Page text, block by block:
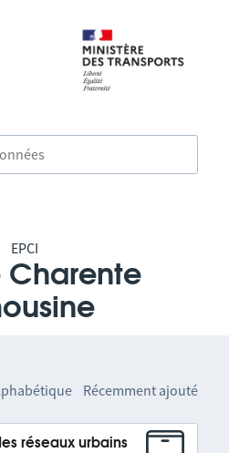
EPCI
Charente
Récemment ajouté
réseaux urbains